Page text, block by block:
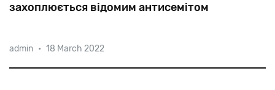
захоплюється відомим антисемітом
Почесний президент
заявив, що фашист і антисеміт, лідер легіонерів
admin • 18 March 2022